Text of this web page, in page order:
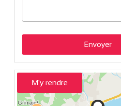
Envoyer
M'y rendre